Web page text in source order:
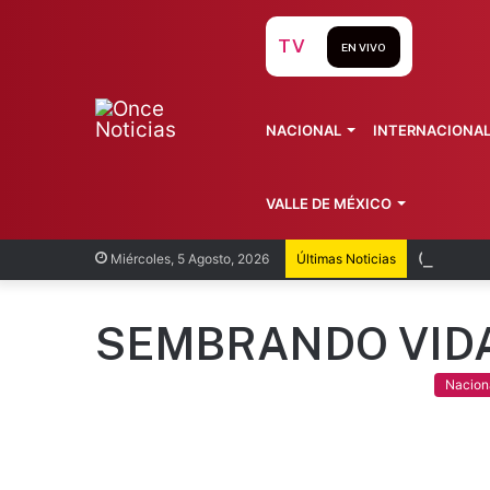
Miércoles, 5 Agosto, 2026 Últimas Noticias
TV EN VIVO
NACIONAL INTERNACIONAL
VALLE DE MÉXICO
SEMBRANDO